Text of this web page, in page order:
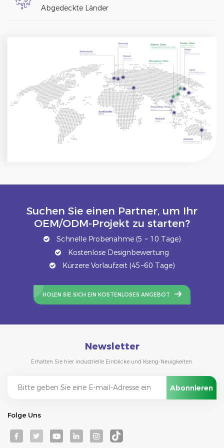
Abgedeckte Länder
Suchen Sie einen Partner, um Ihr
OEM/ODM-Projekt zu starten?
Schnelle Probenahme (5 ~ 10 Tage)
Kostenlose Designbewertung
Kürzere Vorlaufzeit (45~60 Tage)
HOLEN SIE SICH EIN KOSTENLOSES ANGEBOT
Newsletter
Erhalten Sie hier industrielle Einblicke und Kseng-Neuigkeiten.
Folge Uns